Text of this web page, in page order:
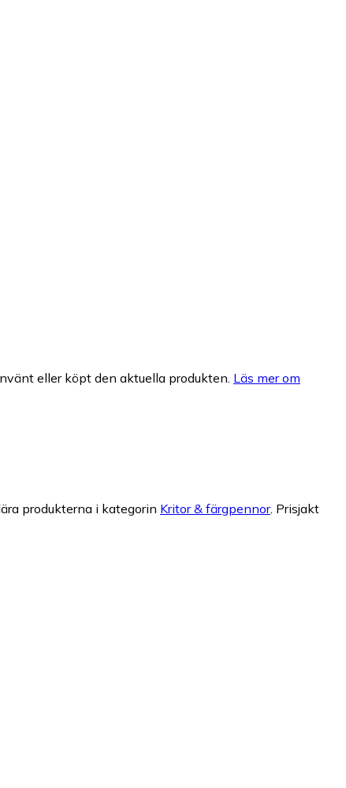
eller köpt den aktuella produkten. Läs mer om
produkterna i kategorin Kritor & färgpennor. Prisjakt